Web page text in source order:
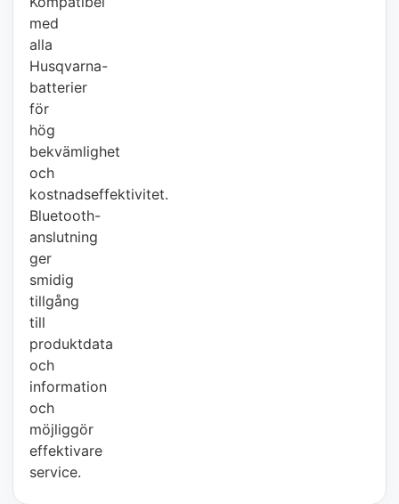
med
alla
Husqvarna-
batterier
för
hög
bekvämlighet
och
kostnadseffektivitet.
Bluetooth-
anslutning
ger
smidig
tillgång
till
produktdata
och
information
och
möjliggör
effektivare
service.